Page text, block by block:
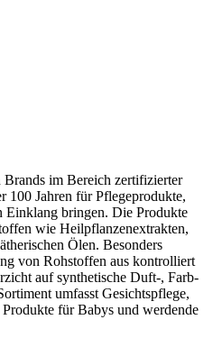
Brands im Bereich zertifizierter
100 Jahren für Pflegeprodukte,
bringen. Die Produkte
wie Heilpflanzenextrakten,
Ölen. Besonders
von Rohstoffen aus kontrolliert
auf synthetische Duft-, Farb-
umfasst Gesichtspflege,
für Babys und werdende